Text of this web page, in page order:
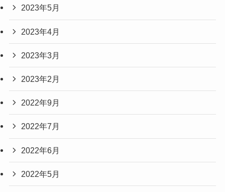
2023年5月
2023年4月
2023年3月
2023年2月
2022年9月
2022年7月
2022年6月
2022年5月